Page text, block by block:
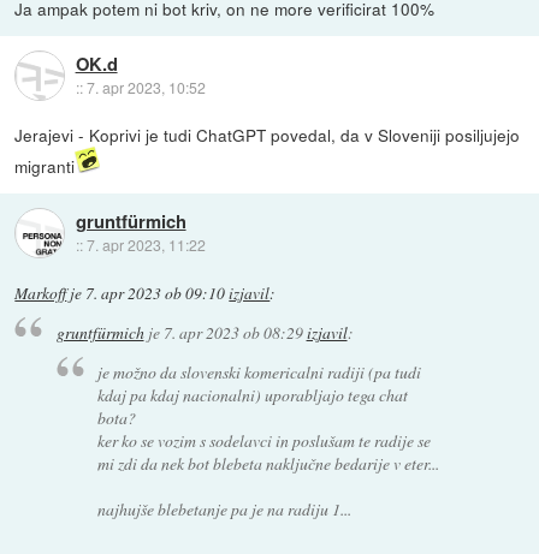
Ja ampak potem ni bot kriv, on ne more verificirat 100%
OK.d
::7. apr 2023, 10:52
Jerajevi - Koprivi je tudi ChatGPT povedal, da v Sloveniji posiljujejo
migranti
gruntfürmich
::7. apr 2023, 11:22
Markoffje 7. apr 2023 ob 09:10izjavil:
gruntfürmichje 7. apr 2023 ob 08:29izjavil:
je možno da slovenski komericalni radiji (pa tudi
kdaj pa kdaj nacionalni) uporabljajo tega chat
bota?
ker ko se vozim s sodelavci in poslušam te radije se
mi zdi da nek bot blebeta naključne bedarije v eter...
najhujše blebetanje pa je na radiju 1...